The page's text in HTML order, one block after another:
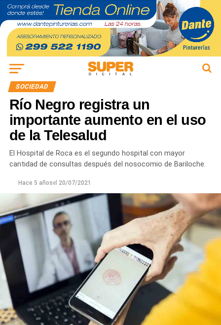
SOCIEDAD
Río Negro registra un
importante aumento en el uso
de la Telesalud
El Hospital de Roca es el segundo hospital con mayor
cantidad de consultas después del nosocomio de Bariloche.
Hace 5 añosel 20/07/2021